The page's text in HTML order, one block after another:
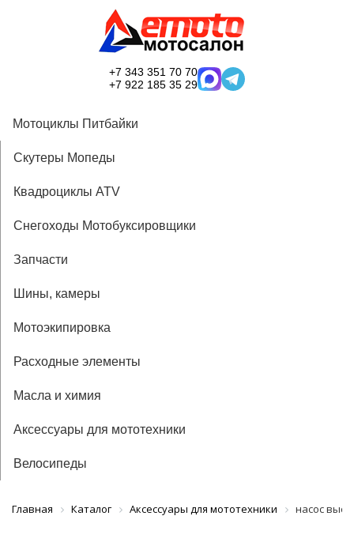
+7 343 351 70 70
+7 922 185 35 29
Мотоциклы Питбайки
Скутеры Мопеды
Квадроциклы ATV
Снегоходы Мотобуксировщики
Запчасти
Шины, камеры
Мотоэкипировка
Расходные элементы
Масла и химия
Аксессуары для мототехники
Велосипеды
Главная Каталог Аксессуары для мототехники насос